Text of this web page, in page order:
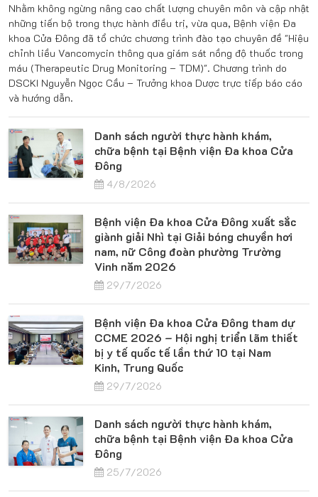
Nhằm không ngừng nâng cao chất lượng chuyên môn và cập nhật
những tiến bộ trong thực hành điều trị, vừa qua, Bệnh viện Đa
khoa Cửa Đông đã tổ chức chương trình đào tạo chuyên đề "Hiệu
chỉnh liều Vancomycin thông qua giám sát nồng độ thuốc trong
máu (Therapeutic Drug Monitoring – TDM)". Chương trình do
DSCKI Nguyễn Ngọc Cầu – Trưởng khoa Dược trực tiếp báo cáo
và hướng dẫn.
Danh sách người thực hành khám,
chữa bệnh tại Bệnh viện Đa khoa Cửa
Đông
4/8/2026
Bệnh viện Đa khoa Cửa Đông xuất sắc
giành giải Nhì tại Giải bóng chuyền hơi
nam, nữ Công đoàn phường Trường
Vinh năm 2026
29/7/2026
Bệnh viện Đa khoa Cửa Đông tham dự
CCME 2026 – Hội nghị triển lãm thiết
bị y tế quốc tế lần thứ 10 tại Nam
Kinh, Trung Quốc
29/7/2026
Danh sách người thực hành khám,
chữa bệnh tại Bệnh viện Đa khoa Cửa
Đông
25/7/2026